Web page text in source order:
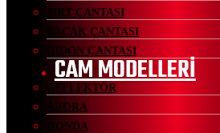
SIRT ÇANTASI
BACAK ÇANTASI
GİDON ÇANTASI
CAM MODELLERİ
DEFLEKTÖR
ARORA
HONDA